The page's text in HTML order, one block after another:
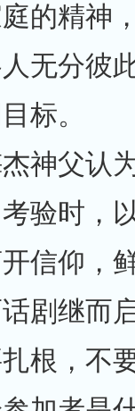
的精神
无分彼
标。
神父认
验时，
信仰，
剧继而
根，不